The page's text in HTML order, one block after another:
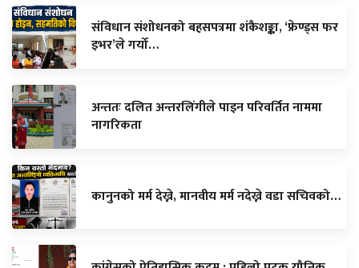
संविधान संशोधनको बहसपत्रमा शंकैशङ्का, ‘फ्रेण्ड्स फर
इभर’ले गर्यो…
अन्ततः दलित अन्तरलिंगीले पाइन परिवर्तित नाममा
नागरिकता
कानुनको मर्म देख्ने, मानवीय मर्म नदेख्ने वडा सचिवको…